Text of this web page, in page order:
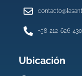
+58-212-626-
Ubicación